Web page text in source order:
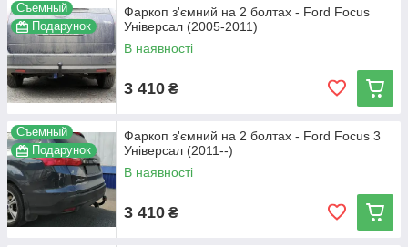
Съемный
Подарунок
Фаркоп з'ємний на 2 болтах - Ford Focus
Універсал (2005-2011)
В наявності
3 410 ₴
Съемный
Подарунок
Фаркоп з'ємний на 2 болтах - Ford Focus 3
Універсал (2011--)
В наявності
3 410 ₴